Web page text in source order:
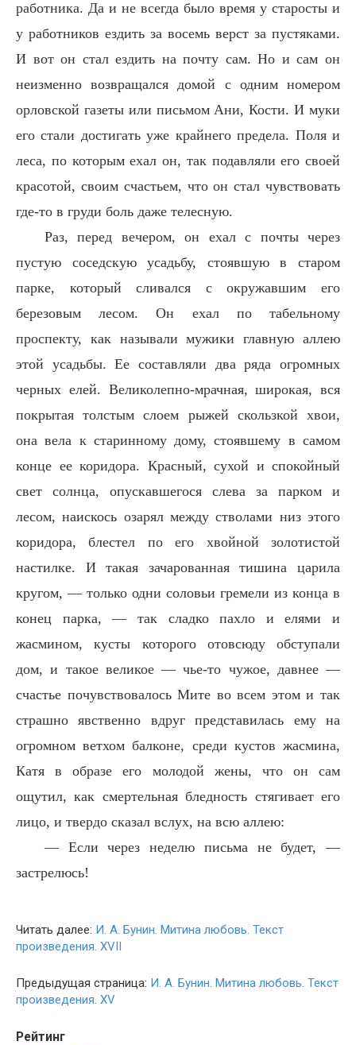
работника. Да и не всегда было время у старосты и
у работников ездить за восемь верст за пустяками.
И вот он стал ездить на почту сам. Но и сам он
неизменно возвращался домой с одним номером
орловской газеты или письмом Ани, Кости. И муки
его стали достигать уже крайнего предела. Поля и
леса, по которым ехал он, так подавляли его своей
красотой, своим счастьем, что он стал чувствовать
где-то в груди боль даже телесную.
Раз, перед вечером, он ехал с почты через
пустую соседскую усадьбу, стоявшую в старом
парке, который сливался с окружавшим его
березовым лесом. Он ехал по табельному
проспекту, как называли мужики главную аллею
этой усадьбы. Ее составляли два ряда огромных
черных елей. Великолепно-мрачная, широкая, вся
покрытая толстым слоем рыжей скользкой хвои,
она вела к старинному дому, стоявшему в самом
конце ее коридора. Красный, сухой и спокойный
свет солнца, опускавшегося слева за парком и
лесом, наискось озарял между стволами низ этого
коридора, блестел по его хвойной золотистой
настилке. И такая зачарованная тишина царила
кругом, — только одни соловьи гремели из конца в
конец парка, — так сладко пахло и елями и
жасмином, кусты которого отовсюду обступали
дом, и такое великое — чье-то чужое, давнее —
счастье почувствовалось Мите во всем этом и так
страшно явственно вдруг представилась ему на
огромном ветхом балконе, среди кустов жасмина,
Катя в образе его молодой жены, что он сам
ощутил, как смертельная бледность стягивает его
лицо, и твердо сказал вслух, на всю аллею:
— Если через неделю письма не будет, —
застрелюсь!
Читать далее: И. А. Бунин. Митина любовь. Текст
произведения. XVII
Предыдущая страница: И. А. Бунин. Митина любовь. Текст
произведения. XV
Рейтинг